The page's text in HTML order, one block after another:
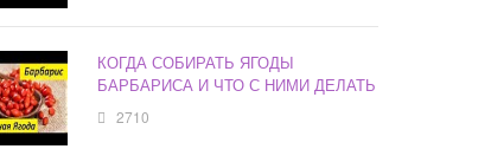
КОГДА СОБИРАТЬ ЯГОДЫ
БАРБАРИСА И ЧТО С НИМИ ДЕЛАТЬ
2710